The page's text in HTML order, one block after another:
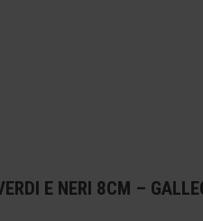
E NERI 8CM –